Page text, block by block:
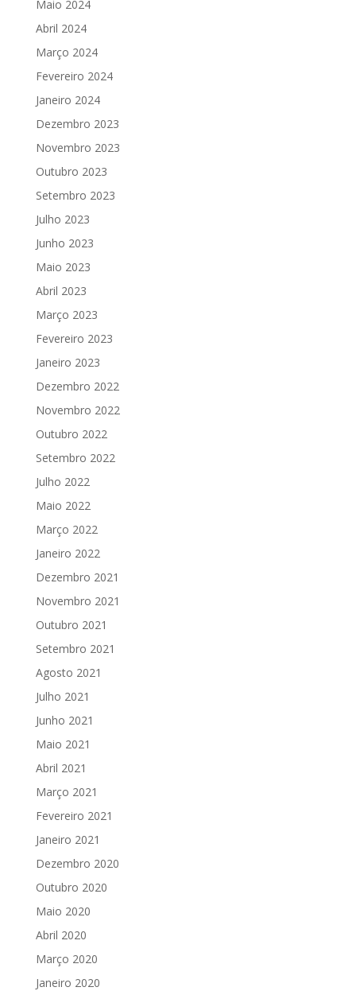
Maio 2024
Abril 2024
Março 2024
Fevereiro 2024
Janeiro 2024
Dezembro 2023
Novembro 2023
Outubro 2023
Setembro 2023
Julho 2023
Junho 2023
Maio 2023
Abril 2023
Março 2023
Fevereiro 2023
Janeiro 2023
Dezembro 2022
Novembro 2022
Outubro 2022
Setembro 2022
Julho 2022
Maio 2022
Março 2022
Janeiro 2022
Dezembro 2021
Novembro 2021
Outubro 2021
Setembro 2021
Agosto 2021
Julho 2021
Junho 2021
Maio 2021
Abril 2021
Março 2021
Fevereiro 2021
Janeiro 2021
Dezembro 2020
Outubro 2020
Maio 2020
Abril 2020
Março 2020
Janeiro 2020